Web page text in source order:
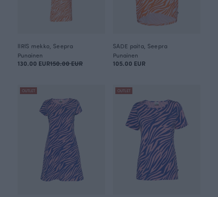
IIRIS mekko, Seepra
Punainen
130.00 EUR150.00 EUR
SADE paita, Seepra
Punainen
105.00 EUR
OUTLET OUTLET